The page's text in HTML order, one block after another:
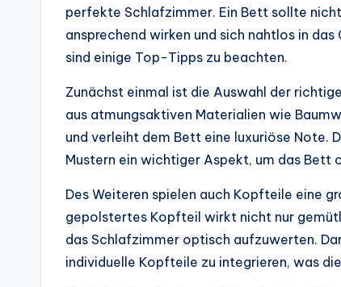
perfekte Schlafzimmer. Ein Bett sollte
ansprechend wirken und sich nahtlos in
sind einige Top-Tipps zu beachten.
Zunächst einmal ist die Auswahl der
aus atmungsaktiven Materialien wie
und verleiht dem Bett eine luxuriöse Note.
Mustern ein wichtiger Aspekt, um das Bett
Des Weiteren spielen auch Kopfteile eine
gepolstertes Kopfteil wirkt nicht nur
das Schlafzimmer optisch aufzuwerten.
individuelle Kopfteile zu integrieren, was